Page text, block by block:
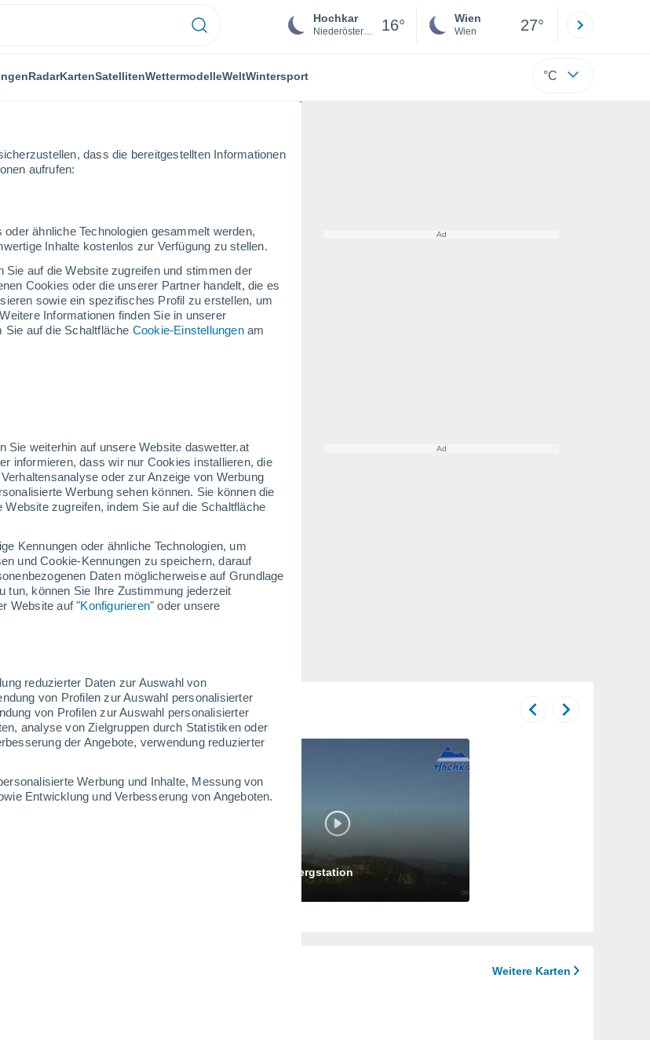
dass die bereitgestellten Informationen
aufrufen:
ähnliche Technologien gesammelt werden,
Inhalte kostenlos zur Verfügung zu stellen.
auf die Website zugreifen und stimmen der
Cookies oder die unserer Partner handelt, die es
sowie ein spezifisches Profil zu erstellen, um
Informationen finden Sie in unserer
Sie auf die Schaltfläche Cookie-Einstellungenam
Sie weiterhin auf unsere Website daswetter.at
informieren, dass wir nur Cookies installieren, die
oder zur Anzeige von Werbung
Werbung sehen können. Sie können die
zugreifen, indem Sie auf die Schaltfläche
Kennungen oder ähnliche Technologien, um
und Cookie-Kennungen zu speichern, darauf
Daten möglicherweise auf Grundlage
tun, können Sie Ihre Zustimmung jederzeit
Website auf "Konfigurieren" oder unsere
reduzierter Daten zur Auswahl von
von Profilen zur Auswahl personalisierter
von Profilen zur Auswahl personalisierter
analyse von Zielgruppen durch Statistiken oder
der Angebote, verwendung reduzierter
Werbung und Inhalte, Messung von
Entwicklung und Verbesserung von Angeboten.
Hochkar
Niederösterreich 16° Wien
Wien 27°
RadarKartenSatellitenWettermodelleWeltWintersport °C
Heute
6. Aug
Morgen
7. Aug
Samstag
8. Aug
Schneeverhältnisse
iauf dem Berg
im Tal
Hochkarbahn Bergstation
Weitere Karten